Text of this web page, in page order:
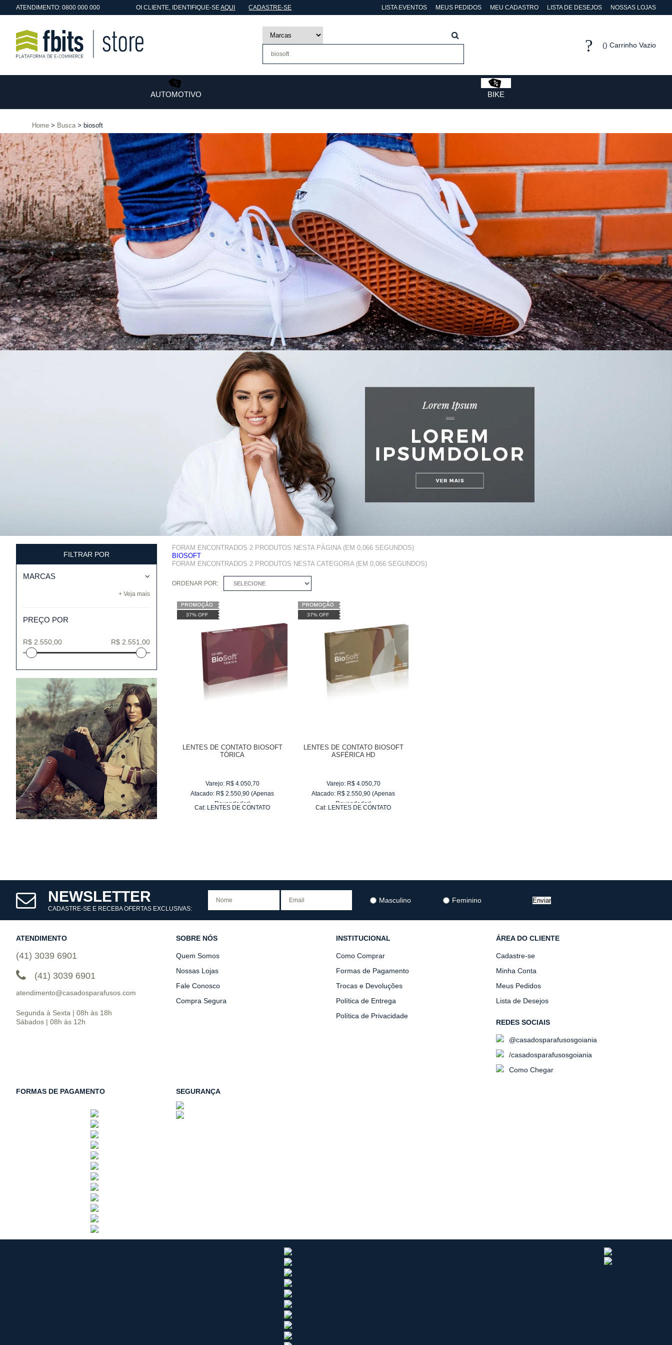
ATENDIMENTO: 0800 000 000 OICLIENTE, IDENTIFIQUE-SEAQUI CADASTRE-SE LISTA EVENTOS MEUS PEDIDOS MEU CADASTRO LISTA DE DESEJOS NOSSAS LOJAS
Carrinho Vazio
AUTOMOTIVO BIKE
Home Busca biosoft
FILTRAR POR
MARCAS
+ Veja mais
PREÇO POR
FORAM ENCONTRADOS 2PRODUTOS NESTA PÁGINA (EM 0,066SEGUNDOS)
BIOSOFT
FORAM ENCONTRADOS 2PRODUTOS NESTA CATEGORIA (EM 0,066SEGUNDOS)
ORDENAR POR: SELECIONE
37% OFF
LENTES DE CONTATO BIOSOFT
TÓRICA
Varejo: R$ 4.050,70
Atacado: R$ 2.550,90 (Apenas
Revendedor)
Cat: LENTES DE CONTATO
37% OFF
LENTES DE CONTATO BIOSOFT
ASFÉRICA HD
Varejo: R$ 4.050,70
Atacado: R$ 2.550,90 (Apenas
Revendedor)
Cat: LENTES DE CONTATO
NEWSLETTER
CADASTRE-SE E RECEBA OFERTAS EXCLUSIVAS:
Masculino Feminino Enviar
ATENDIMENTO
(41) 3039 6901
(41) 3039 6901
atendimento@casadosparafusos.com
Segunda à Sexta | 08h às 18h
Sábados | 08h às 12h
SOBRE NÓS
Quem Somos
Nossas Lojas
Fale Conosco
Compra Segura
INSTITUCIONAL
Como Comprar
Formas de Pagamento
Trocas e Devoluções
Política de Entrega
Política de Privacidade
ÁREA DO CLIENTE
Cadastre-se
Minha Conta
Meus Pedidos
Lista de Desejos
REDES SOCIAIS
@casadosparafusosgoiania
/casadosparafusosgoiania
Como Chegar
FORMAS DE PAGAMENTO SEGURANÇA